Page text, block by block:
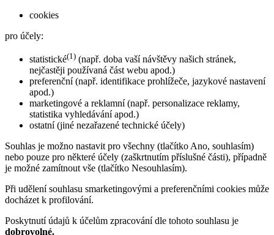
cookies
pro účely:
statistické(1) (např. doba vaší návštěvy našich stránek,
nejčastěji používaná část webu apod.)
preferenční (např. identifikace prohlížeče, jazykové nastavení
apod.)
marketingové a reklamní (např. personalizace reklamy,
statistika vyhledávání apod.)
ostatní (jiné nezařazené technické účely)
Souhlas je možno nastavit pro všechny (tlačítko Ano, souhlasím)
nebo pouze pro některé účely (zaškrtnutím příslušné části), případně
je možné zamítnout vše (tlačítko Nesouhlasím).
Při udělení souhlasu smarketingovými a preferenčními cookies může
docházet k profilování.
Poskytnutí údajů k účelům zpracování dle tohoto souhlasu je
dobrovolné.